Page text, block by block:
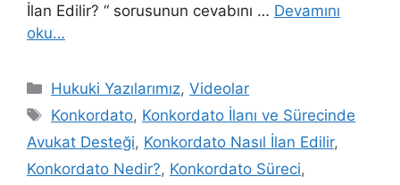
İlan Edilir? “ sorusunun cevabını … Devamını
oku…
Kategoriler
Hukuki Yazılarımız,Videolar
Etiketler
Konkordato, Konkordato İlanı ve Sürecinde
Avukat Desteği, Konkordato Nasıl İlan Edilir,
Konkordato Nedir?, Konkordato Süreci,